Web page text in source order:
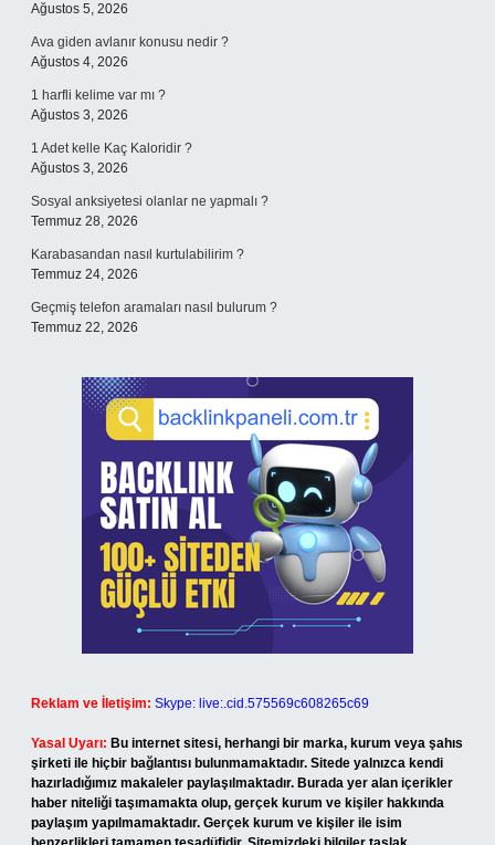
Ağustos 5, 2026
Ava giden avlanır konusu nedir ?
Ağustos 4, 2026
1 harfli kelime var mı ?
Ağustos 3, 2026
1 Adet kelle Kaç Kaloridir ?
Ağustos 3, 2026
Sosyal anksiyetesi olanlar ne yapmalı ?
Temmuz 28, 2026
Karabasandan nasıl kurtulabilirim ?
Temmuz 24, 2026
Geçmiş telefon aramaları nasıl bulurum ?
Temmuz 22, 2026
Reklam ve İletişim: Skype: live:.cid.575569c608265c69
Yasal Uyarı: Bu internet sitesi, herhangi bir marka, kurum veya şahıs
şirketi ile hiçbir bağlantısı bulunmamaktadır. Sitede yalnızca kendi
hazırladığımız makaleler paylaşılmaktadır. Burada yer alan içerikler
haber niteliği taşımamakta olup, gerçek kurum ve kişiler hakkında
paylaşım yapılmamaktadır. Gerçek kurum ve kişiler ile isim